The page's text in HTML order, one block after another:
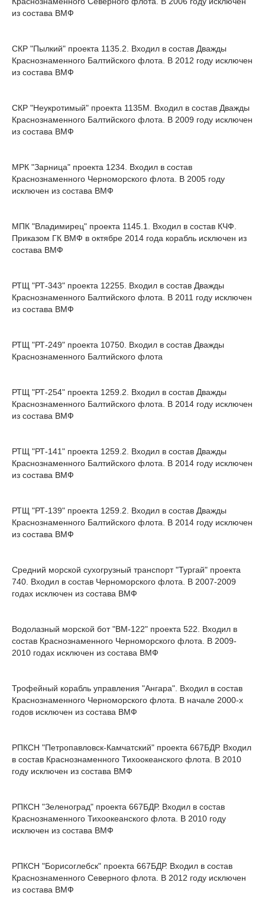
из состава ВМФ
СКР "Пылкий" проекта 1135.2. Входил в состав Дважды
Краснознаменного Балтийского флота. В 2012 году исключен
из состава ВМФ
СКР "Неукротимый" проекта 1135М. Входил в состав Дважды
Краснознаменного Балтийского флота. В 2009 году исключен
из состава ВМФ
МРК "Зарница" проекта 1234. Входил в состав
Краснознаменного Черноморского флота. В 2005 году
исключен из состава ВМФ
МПК "Владимирец" проекта 1145.1. Входил в состав КЧФ.
Приказом ГК ВМФ в октябре 2014 года корабль исключен из
состава ВМФ
РТЩ "РТ-343" проекта 12255. Входил в состав Дважды
Краснознаменного Балтийского флота. В 2011 году исключен
из состава ВМФ
РТЩ "РТ-249" проекта 10750. Входил в состав Дважды
Краснознаменного Балтийского флота
РТЩ "РТ-254" проекта 1259.2. Входил в состав Дважды
Краснознаменного Балтийского флота. В 2014 году исключен
из состава ВМФ
РТЩ "РТ-141" проекта 1259.2. Входил в состав Дважды
Краснознаменного Балтийского флота. В 2014 году исключен
из состава ВМФ
РТЩ "РТ-139" проекта 1259.2. Входил в состав Дважды
Краснознаменного Балтийского флота. В 2014 году исключен
из состава ВМФ
Средний морской сухогрузный транспорт "Тургай" проекта
740. Входил в состав Черноморского флота. В 2007-2009
годах исключен из состава ВМФ
Водолазный морской бот "ВМ-122" проекта 522. Входил в
состав Краснознаменного Черноморского флота. В 2009-
2010 годах исключен из состава ВМФ
Трофейный корабль управления "Ангара". Входил в состав
Краснознаменного Черноморского флота. В начале 2000-х
годов исключен из состава ВМФ
РПКСН "Петропавловск-Камчатский" проекта 667БДР. Входил
в состав Краснознаменного Тихоокеанского флота. В 2010
году исключен из состава ВМФ
РПКСН "Зеленоград" проекта 667БДР. Входил в состав
Краснознаменного Тихоокеанского флота. В 2010 году
исключен из состава ВМФ
РПКСН "Борисоглебск" проекта 667БДР. Входил в состав
Краснознаменного Северного флота. В 2012 году исключен
из состава ВМФ